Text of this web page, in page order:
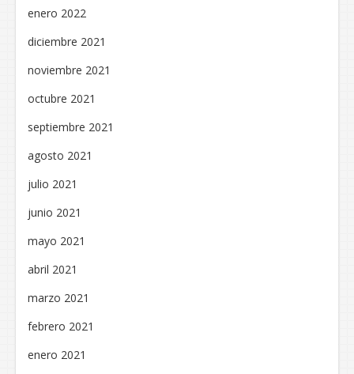
enero 2022
diciembre 2021
noviembre 2021
octubre 2021
septiembre 2021
agosto 2021
julio 2021
junio 2021
mayo 2021
abril 2021
marzo 2021
febrero 2021
enero 2021